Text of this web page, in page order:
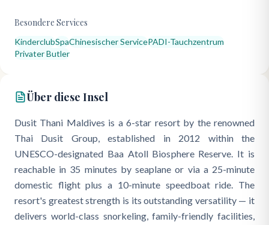
Besondere Services
KinderclubSpaChinesischer ServicePADI-Tauchzentrum
Privater Butler
Über diese Insel
Dusit Thani Maldives is a 6-star resort by the renowned
Thai Dusit Group, established in 2012 within the
UNESCO-designated Baa Atoll Biosphere Reserve. It is
reachable in 35 minutes by seaplane or via a 25-minute
domestic flight plus a 10-minute speedboat ride. The
resort's greatest strength is its outstanding versatility — it
delivers world-class snorkeling, family-friendly facilities,